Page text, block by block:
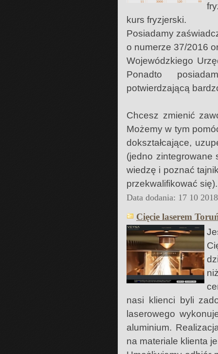
kurs fryzjerski.
Posiadamy
o numerze 37/2016
Wojewódzkiego
Ponadto
potwierdzającą
Chcesz zmienić
Możemy w tym
dokształcające,
(jedno zintegrowane
wiedzę i poznać
przekwalifikować
Data dodania: 17 10
Cięcie laserem
nasi klienci byli
laserowego
aluminium.
na materiale klienta